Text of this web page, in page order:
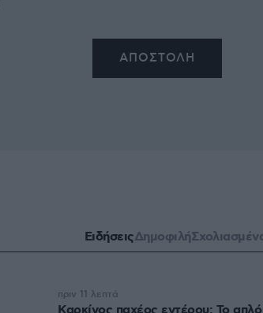
ΕιδήσειςΔημοφιλή
πριν 11 λεπτά